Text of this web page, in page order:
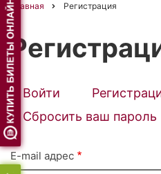
Строка
навигации
Главная Регистрация
Primary
tabs
Войти
Сбросить ваш пароль
E-mail адрес